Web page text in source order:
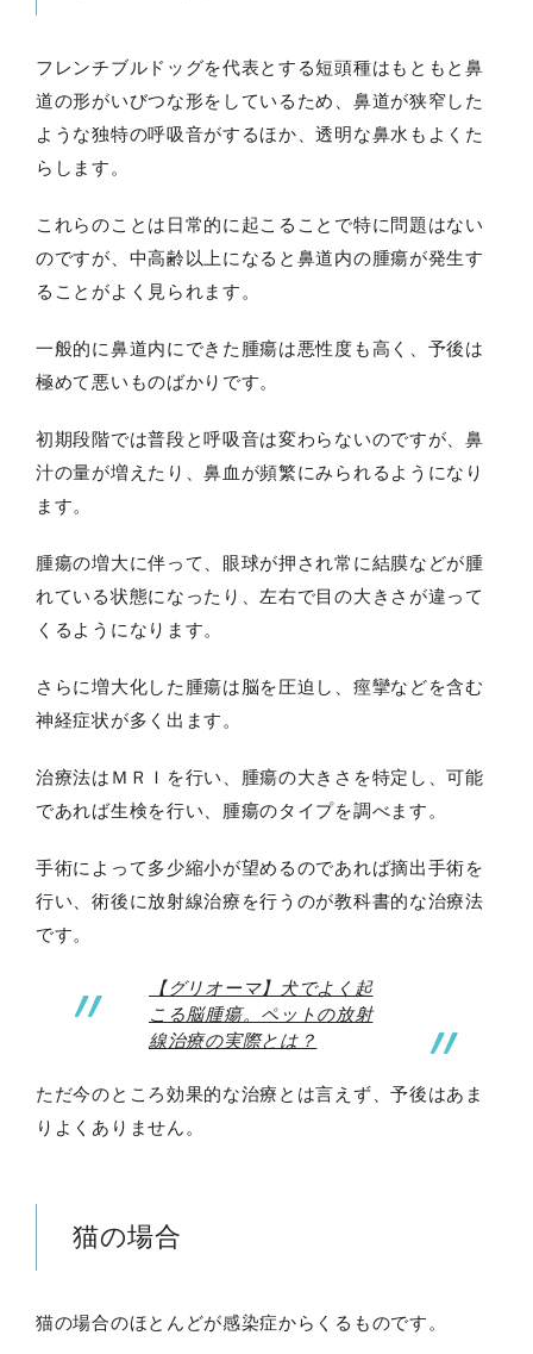
フレンチブルドッグを代表とする短頭種はもともと鼻
道の形がいびつな形をしているため、鼻道が狭窄した
ような独特の呼吸音がするほか、透明な鼻水もよくた
らします。
これらのことは日常的に起こることで特に問題はない
のですが、中高齢以上になると鼻道内の腫瘍が発生す
ることがよく見られます。
一般的に鼻道内にできた腫瘍は悪性度も高く、予後は
極めて悪いものばかりです。
初期段階では普段と呼吸音は変わらないのですが、鼻
汁の量が増えたり、鼻血が頻繁にみられるようになり
ます。
腫瘍の増大に伴って、眼球が押され常に結膜などが腫
れている状態になったり、左右で目の大きさが違って
くるようになります。
さらに増大化した腫瘍は脳を圧迫し、痙攣などを含む
神経症状が多く出ます。
治療法はＭＲＩを行い、腫瘍の大きさを特定し、可能
であれば生検を行い、腫瘍のタイプを調べます。
手術によって多少縮小が望めるのであれば摘出手術を
行い、術後に放射線治療を行うのが教科書的な治療法
です。
【グリオーマ】犬でよく起
こる脳腫瘍。ペットの放射
線治療の実際とは？
ただ今のところ効果的な治療とは言えず、予後はあま
りよくありません。
猫の場合
猫の場合のほとんどが感染症からくるものです。